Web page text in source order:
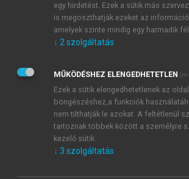
Kérek értesítést a MeRSZ újdonságairól,
Kérek értesítést az Akadémiai Kiadó Zrt.
Adatkezelési tájékoztatóbanfoglaltakat
veszem és elfogadom.
Általános vásárlási feltételeket,
mersz.huoldalak licencszerződéseiben
tudomásul veszem és elfogadom.
KIPRÓBÁLOM
egy hirdetést. Ezek a sütik más
is megoszthatják ezeket az
amelyek szinte mindig egy harmadik
↓ 2 szolgáltatás
MŰKÖDÉSHEZ ELENGEDHETETLEN
Ezek a sütik elengedhetetlenek az
böngészéshez,a funkciók
nem tilthatják le azokat. A feltétlenül
tartoznak többek között a személyre
kezelő sütik.
↓ 3 szolgáltatás